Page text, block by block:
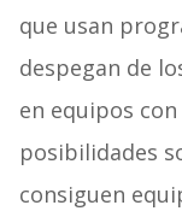
que usan
despegan de
en equipos con
posibilidades
consiguen